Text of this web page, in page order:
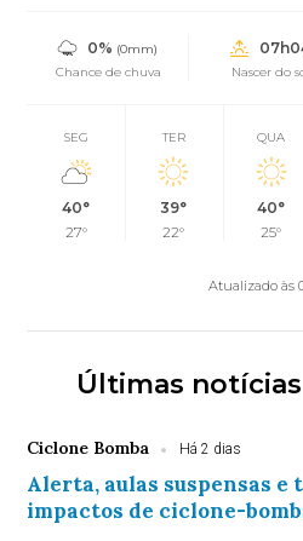
0% (0mm)
Chance de chuva
Nascer do
SEG
40°
27°
TER
39°
22°
QUA
40°
25°
Atualizado às
Últimas notícias
Ciclone Bomba Há 2 dias
Alerta, aulas suspensas e
impactos de ciclone-